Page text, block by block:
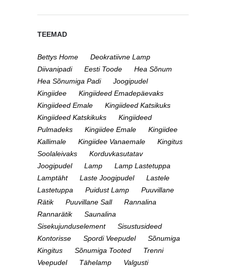
TEEMAD
Bettys Home
Deokratiivne Lamp
Diivanipadi
Eesti Toode
Hea Sõnum
Hea Sõnumiga Padi
Joogipudel
Kingiidee
Kingiideed Emadepäevaks
Kingiideed Emale
Kingiideed Katsikuks
Kingiideed Katskikuks
Kingiideed
Pulmadeks
Kingiidee Emale
Kingiidee
Kallimale
Kingiidee Vanaemale
Kingitus
Soolaleivaks
Korduvkasutatav
Joogipudel
Lamp
Lamp Lastetuppa
Lamptäht
Laste Joogipudel
Lastele
Lastetuppa
Puidust Lamp
Puuvillane
Rätik
Puuvillane Sall
Rannalina
Rannarätik
Saunalina
Sisekujunduselement
Sisustusideed
Kontorisse
Spordi Veepudel
Sõnumiga
Kingitus
Sõnumiga Tooted
Trenni
Veepudel
Tähelamp
Valgusti